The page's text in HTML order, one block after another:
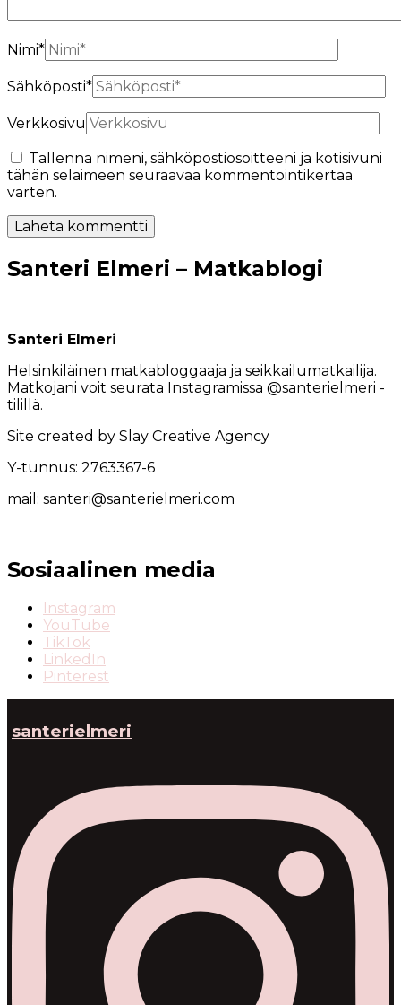
Nimi*
Sähköposti*
Verkkosivu
Tallenna nimeni, sähköpostiosoitteeni ja kotisivuni
tähän selaimeen seuraavaa kommentointikertaa
varten.
Santeri Elmeri – Matkablogi
Santeri Elmeri
Helsinkiläinen matkabloggaaja ja seikkailumatkailija.
Matkojani voit seurata Instagramissa @santerielmeri -
tilillä.
Site created by Slay Creative Agency
Y-tunnus: 2763367-6
mail: santeri@santerielmeri.com
Sosiaalinen media
Instagram
YouTube
TikTok
LinkedIn
Pinterest
santerielmeri